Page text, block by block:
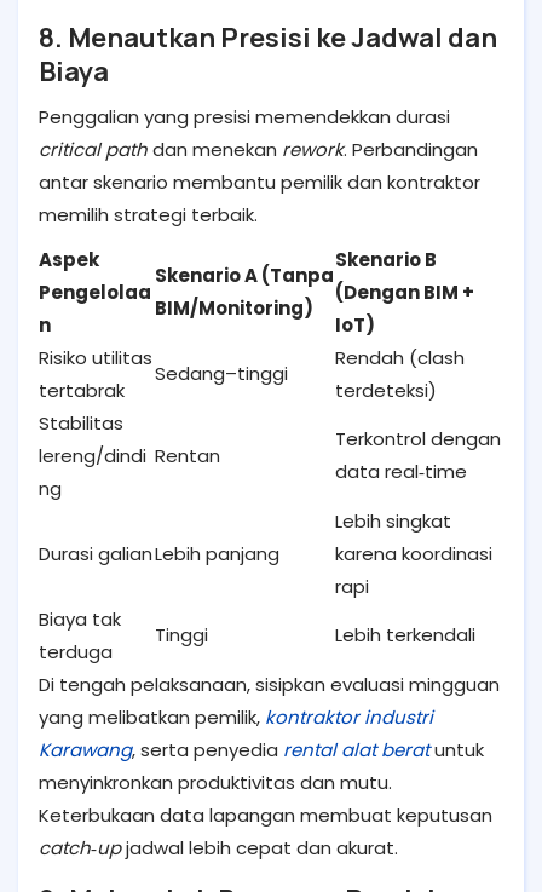
8. Menautkan Presisi ke Jadwal dan
Biaya
Penggalian yang presisi memendekkan durasi
critical pathdan menekan rework. Perbandingan
antar skenario membantu pemilik dan kontraktor
memilih strategi terbaik.
Aspek
Pengelolaa
n
Skenario A (Tanpa
BIM/Monitoring)
Skenario B
(Dengan BIM +
IoT)
Risiko utilitas
tertabrak
Sedang–tinggi
Rendah (clash
terdeteksi)
Stabilitas
lereng/dindi
ng
Rentan
Terkontrol dengan
data real‑time
Durasi galianLebih panjang
Lebih singkat
karena koordinasi
rapi
Biaya tak
terduga
Tinggi
Lebih terkendali
Di tengah pelaksanaan, sisipkan evaluasi mingguan
yang melibatkan pemilik, kontraktor industri
Karawang, serta penyedia rental alat beratuntuk
menyinkronkan produktivitas dan mutu.
Keterbukaan data lapangan membuat keputusan
catch‑upjadwal lebih cepat dan akurat.